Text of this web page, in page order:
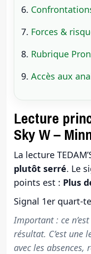
Forces &
Rubrique
Accès aux
Lecture
Sky W –
La lecture
plutôt serré. Le
points est : Plus
Signal 1er quart-
Important : ce
résultat. C’est une
avec les